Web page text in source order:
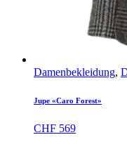
Damenbekleidung,
Jupe «Caro Forest»
CHF 569